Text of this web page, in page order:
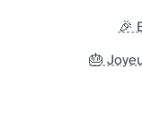
🎉
🎂